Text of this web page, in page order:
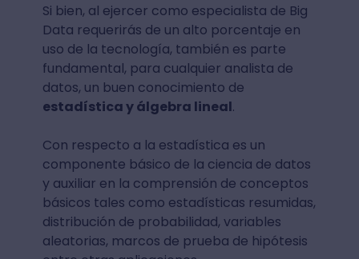
Si bien, al ejercer como especialista de Big
Data requerirás de un alto porcentaje en
uso de la tecnología, también es parte
fundamental, para cualquier analista de
datos, un buen conocimiento de
estadística y álgebra lineal.
Con respecto a la estadística es un
componente básico de la ciencia de datos
y auxiliar en la comprensión de conceptos
básicos tales como estadísticas resumidas,
distribución de probabilidad, variables
aleatorias, marcos de prueba de hipótesis